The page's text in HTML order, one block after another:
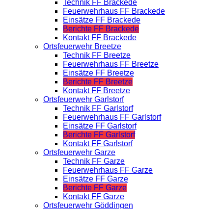
Technik FF Brackede
Feuerwehrhaus FF Brackede
Einsätze FF Brackede
Berichte FF Brackede
Kontakt FF Brackede
Ortsfeuerwehr Breetze
Technik FF Breetze
Feuerwehrhaus FF Breetze
Einsätze FF Breetze
Berichte FF Breetze
Kontakt FF Breetze
Ortsfeuerwehr Garlstorf
Technik FF Garlstorf
Feuerwehrhaus FF Garlstorf
Einsätze FF Garlstorf
Berichte FF Garlstorf
Kontakt FF Garlstorf
Ortsfeuerwehr Garze
Technik FF Garze
Feuerwehrhaus FF Garze
Einsätze FF Garze
Berichte FF Garze
Kontakt FF Garze
Ortsfeuerwehr Göddingen